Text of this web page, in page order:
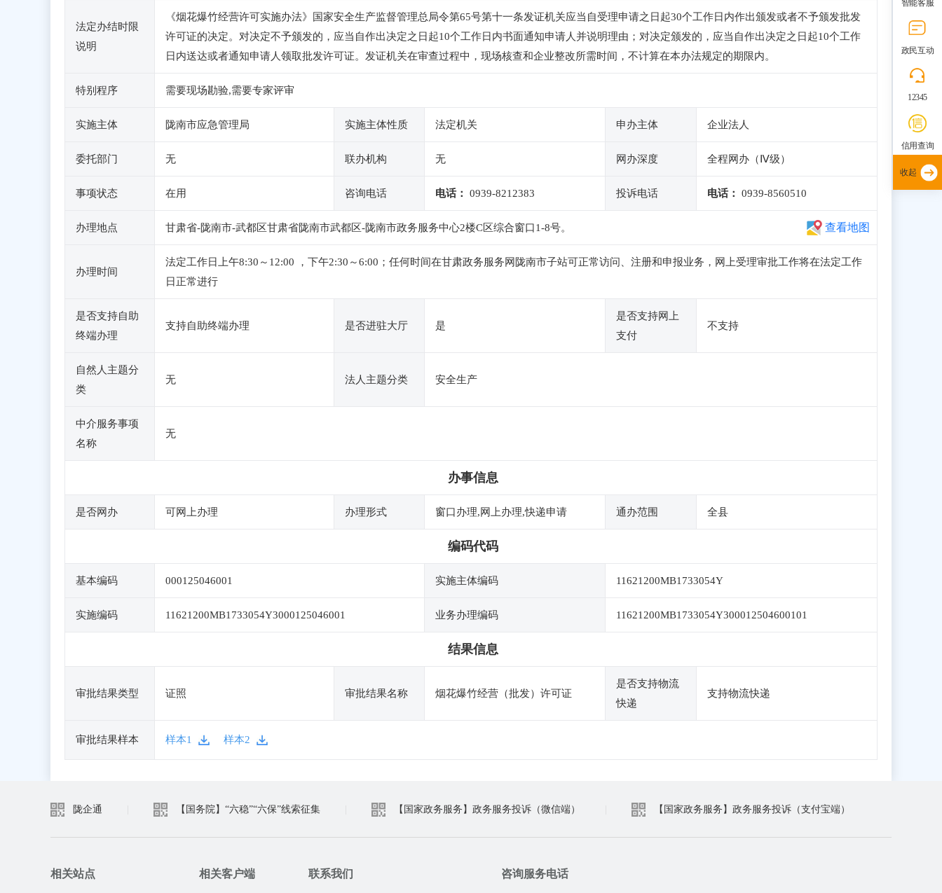
法定办结时限
说明
《烟花爆竹经营许可实施办法》国家安全生产监督管理总局令第65号第十一条发证机关应当自受理申请之日起30个工作日内作出颁发或者不予颁发批发
许可证的决定。对决定不予颁发的，应当自作出决定之日起10个工作日内书面通知申请人并说明理由；对决定颁发的，应当自作出决定之日起10个工作
日内送达或者通知申请人领取批发许可证。发证机关在审查过程中，现场核查和企业整改所需时间，不计算在本办法规定的期限内。
特别程序 需要现场勘验,需要专家评审
实施主体 陇南市应急管理局 实施主体性质 法定机关 申办主体 企业法人
委托部门 无 联办机构 无 网办深度 全程网办（Ⅳ级）
事项状态 在用 咨询电话 电话： 0939-8212383 投诉电话 电话： 0939-8560510
办理地点 甘肃省-陇南市-武都区甘肃省陇南市武都区-陇南市政务服务中心2楼C区综合窗口1-8号。 查看地图
办理时间
法定工作日上午8:30～12:00 ，下午2:30～6:00；任何时间在甘肃政务服务网陇南市子站可正常访问、注册和申报业务，网上受理审批工作将在法定工作
日正常进行
是否支持自助
终端办理
支持自助终端办理 是否进驻大厅 是
是否支持网上
支付
不支持
自然人主题分
类
无 法人主题分类 安全生产
中介服务事项
名称
无
办事信息
是否网办 可网上办理 办理形式 窗口办理,网上办理,快递申请 通办范围 全县
编码代码
基本编码 000125046001 实施主体编码 11621200MB1733054Y
实施编码 11621200MB1733054Y3000125046001 业务办理编码 11621200MB1733054Y300012504600101
结果信息
审批结果类型 证照 审批结果名称 烟花爆竹经营（批发）许可证
是否支持物流
快递
支持物流快递
审批结果样本 样本1 样本2
陇企通 【国务院】“六稳”“六保”线索征集 【国家政务服务】政务服务投诉（微信端） 【国家政务服务】政务服务投诉（支付宝端）
相关站点 相关客户端 联系我们 咨询服务电话
智能客服
政民互动
12345
信用查询
收起